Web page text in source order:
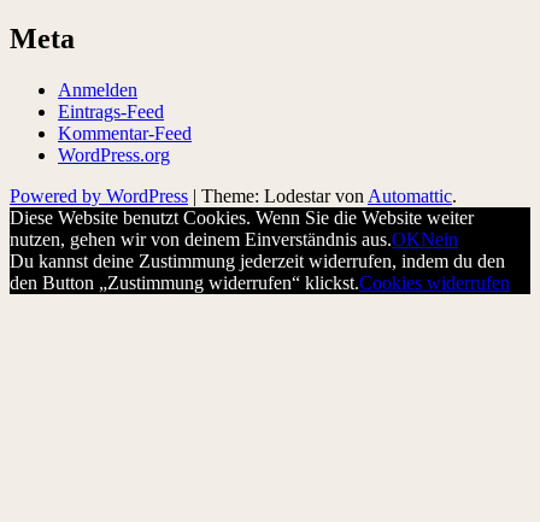
Meta
Anmelden
Eintrags-Feed
Kommentar-Feed
WordPress.org
Powered by WordPress | Theme: Lodestar von Automattic.
Diese Website benutzt Cookies. Wenn Sie die Website weiter
nutzen, gehen wir von deinem Einverständnis aus.OKNein
Du kannst deine Zustimmung jederzeit widerrufen, indem du den
den Button „Zustimmung widerrufen“ klickst.Cookies widerrufen